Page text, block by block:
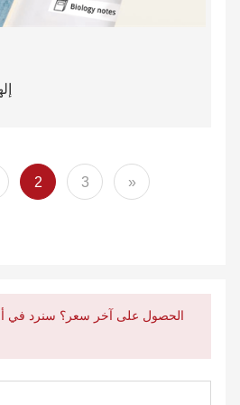
2 3 »
الحصول على آخر سعر؟ سنرد في